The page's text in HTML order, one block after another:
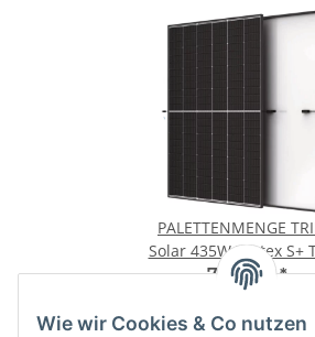
PALETTENMENGE
Solar 435W Vertex S+
NEG9R.28
Doppelglas
Modul schwarzer
74,90 €*
Wie wir Cookies & Co nutzen